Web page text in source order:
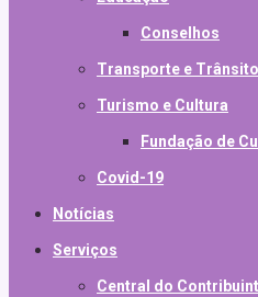
Conselhos
Transporte e Trânsito
Turismo e Cultura
Fundação de
Covid-19
Notícias
Serviços
Central do